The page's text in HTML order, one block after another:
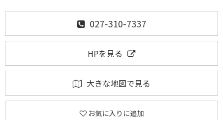
027-310-7337
HPを見る
大きな地図で見る
お気に入りに追加